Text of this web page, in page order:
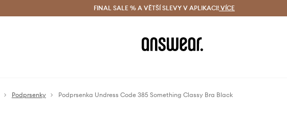
Doručení a vrácení zdarma (od 1800 Kč) Doručení i do 24 h
FINAL SALE % A VĚTŠÍ SLEVY V APLIKACI! VÍCE
Podprsenky Podprsenka Undress Code 385 Something Classy Bra Black